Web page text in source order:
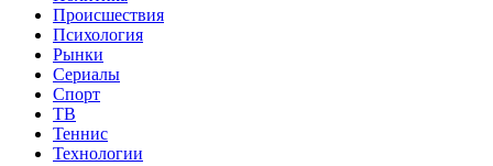
Происшествия
Психология
Рынки
Сериалы
Спорт
ТВ
Теннис
Технологии